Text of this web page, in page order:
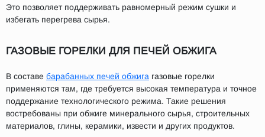
Это позволяет поддерживать равномерный режим сушки и
избегать перегрева сырья.
ГАЗОВЫЕ ГОРЕЛКИ ДЛЯ ПЕЧЕЙ ОБЖИГА
В составе барабанных печей обжига газовые горелки
применяются там, где требуется высокая температура и точное
поддержание технологического режима. Такие решения
востребованы при обжиге минерального сырья, строительных
материалов, глины, керамики, извести и других продуктов.